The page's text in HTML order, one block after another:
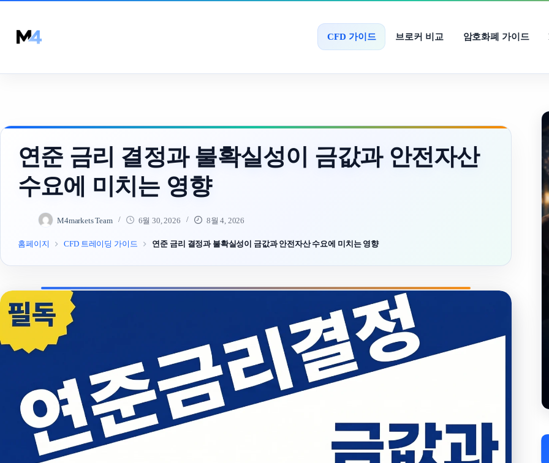
content
CFD 가이드 브로커 비교 암호화폐 가이드
연준 금리 결정과 불확실성이 금값과 안전자산
수요에 미치는 영향
M4markets Team 6월 30, 2026 8월 4, 2026
홈페이지 CFD 트레이딩 가이드 연준 금리 결정과 불확실성이 금값과 안전자산 수요에 미치는 영향